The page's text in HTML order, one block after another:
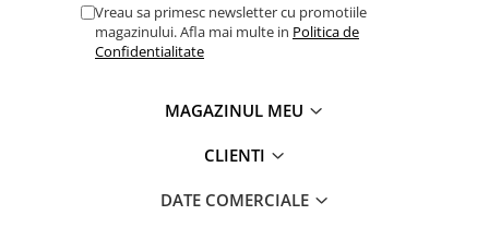
Vreau sa primesc newsletter cu promotiile
magazinului. Afla mai multe in Politica de
Confidentialitate
MAGAZINUL MEU
CLIENTI
DATE COMERCIALE